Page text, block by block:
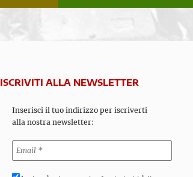
ISCRIVITI ALLA NEWSLETTER
Inserisci il tuo indirizzo per iscriverti
alla nostra newsletter: